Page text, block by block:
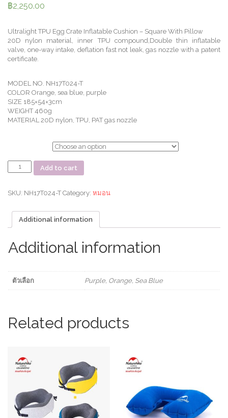
฿2,250.00
Ultralight TPU Egg Crate Inflatable Cushion – Square With Pillow
20D nylon material, inner TPU compound,Double thin inflatable
valve, one-way intake, deflation fast not leak, gas nozzle with a patent
certificate.
MODEL NO. NH17T024-T
COLOR Orange, sea blue, purple
SIZE 185×54×3cm
WEIGHT 460g
MATERIAL 20D nylon, TPU, PAT gas nozzle
รอง
เป่า
แบบ
หมอน
พิเศษ
เล็ก
Add to cart
SKU: NH17T024-T Category: หมอน
Additional information
Additional information
ตัวเลือก Purple, Orange, Sea Blue
Related products